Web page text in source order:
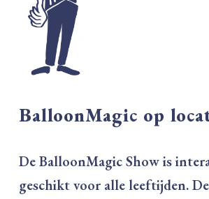
BalloonMagic op
De BalloonMagic Show is
geschikt voor alle leeftijden.